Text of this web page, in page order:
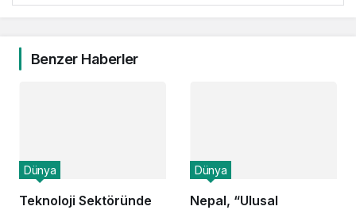
Benzer Haberler
Teknoloji Sektöründe
Dünya
Nepal, “Ulusal
Dünya